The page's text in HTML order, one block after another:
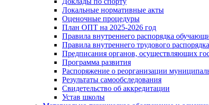
Локальные нормативные акты
Оценочные процедуры
План ОПТ на 2025-2026 год
Правила внутреннего распорядка
Правила внутреннего трудового распорядка
Предписания органов, осуществляющих
Программа развития
Распоряжение о реорганизации
Результаты самообследования
Свидетельство об аккредитации
Устав школы